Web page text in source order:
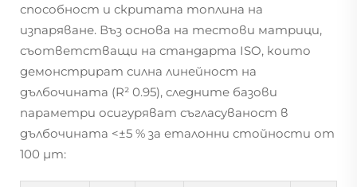
способност и скритата топлина на
изпаряване. Въз основа на тестови матрици,
съответстващи на стандарта ISO, които
демонстрират силна линейност на
дълбочината (R² 0.95), следните базови
параметри осигуряват съгласуваност в
дълбочината <±5 % за еталонни стойности от
100 µm: